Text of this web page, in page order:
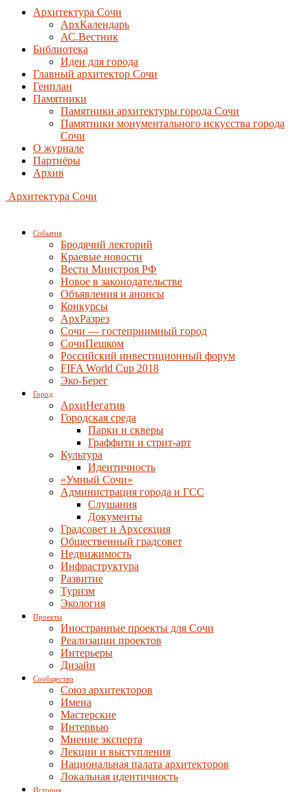
Архитектура Сочи
АрхКалендарь
АС.Вестник
Библиотека
Идеи для города
Главный архитектор Сочи
Генплан
Памятники
Памятники архитектуры города Сочи
Памятники монументального искусства города
Сочи
О журнале
Партнёры
Архив
Архитектура Сочи
События
Бродячий лекторий
Краевые новости
Вести Минстроя РФ
Новое в законодательстве
Объявления и анонсы
Конкурсы
АрхРазрез
Сочи — гостеприимный город
СочиПешком
Российский инвестиционный форум
FIFA World Cup 2018
Эко-Берег
Город
АрхиНегатив
Городская среда
Парки и скверы
Граффити и стрит-арт
Культура
Идентичность
«Умный Сочи»
Администрация города и ГСС
Слушания
Документы
Градсовет и Архсекция
Общественный градсовет
Недвижимость
Инфраструктура
Развитие
Туризм
Экология
Проекты
Иностранные проекты для Сочи
Реализации проектов
Интерьеры
Дизайн
Сообщество
Союз архитекторов
Имена
Мастерские
Интервью
Мнение эксперта
Лекции и выступления
Национальная палата архитекторов
Локальная идентичность
История